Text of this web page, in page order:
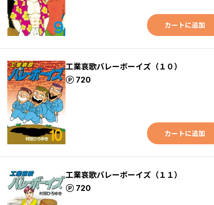
カートに追加
工業哀歌バレーボーイズ（１０）
720
ポイント
カートに追加
工業哀歌バレーボーイズ（１１）
720
ポイント